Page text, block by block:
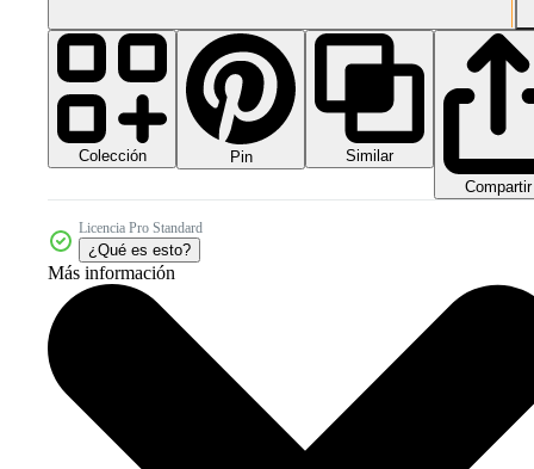
Colección Pin
Similar
Compartir
Licencia Pro Standard
¿Qué es esto?
Más información